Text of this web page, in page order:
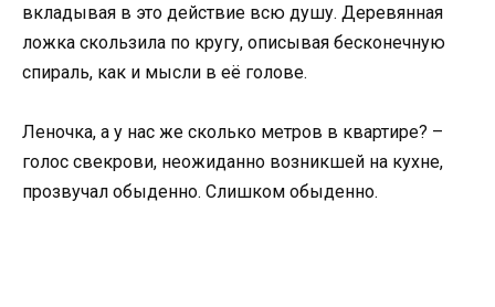
вкладывая в это действие всю душу. Деревянная
ложка скользила по кругу, описывая бесконечную
спираль, как и мысли в её голове.
Леночка, а у нас же сколько метров в квартире? –
голос свекрови, неожиданно возникшей на кухне,
прозвучал обыденно. Слишком обыденно.